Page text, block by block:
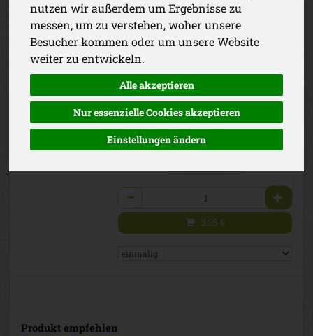
nutzen wir außerdem um Ergebnisse zu
messen, um zu verstehen, woher unsere
Besucher kommen oder um unsere Website
weiter zu entwickeln.
Alle akzeptieren
Nur essenzielle Cookies akzeptieren
Einstellungen ändern
Frühstücksspeck geschnitten
Biolandhof Schürdt
27,90 € / kg
3,35 € / Stk
1 Stück ca. 120g
(27,90 € / 1 kg)
Anzahl
3,35 €
Produkt empfehlen